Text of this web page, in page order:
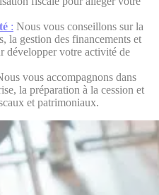
: Nous vous conseillons sur la
la gestion des financements et
développer votre activité de
vous accompagnons dans
la préparation à la cession et
et patrimoniaux.